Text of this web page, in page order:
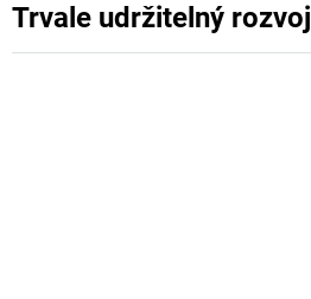
Trvale udržitelný rozvoj